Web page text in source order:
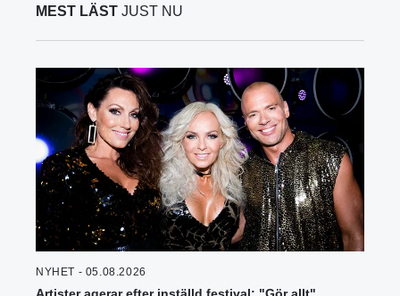
MEST LÄST JUST NU
NYHET - 05.08.2026